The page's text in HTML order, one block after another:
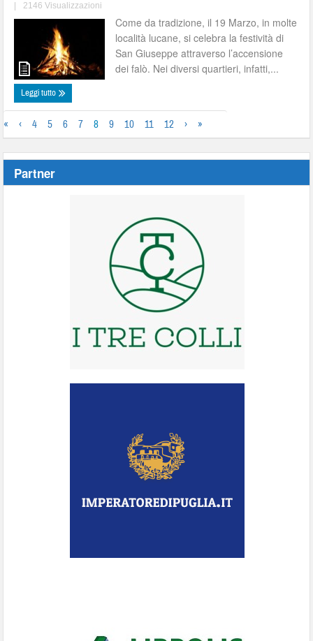
2146 Visualizzazioni
Come da tradizione, il 19 Marzo, in molte
località lucane, si celebra la festività di
San Giuseppe attraverso l’accensione
dei falò. Nei diversi quartieri, infatti,...
Leggi tutto
« ‹ 4 5 6 7 8 9 10 11 12 › »
Partner